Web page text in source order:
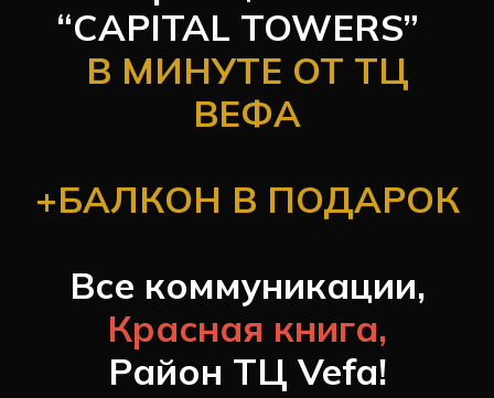
“CAPITAL TOWERS”
В МИНУТЕ ОТ ТЦ
ВЕФА
+БАЛКОН В ПОДАРОК
Все коммуникации,
Красная книга,
Район ТЦ Vefa!